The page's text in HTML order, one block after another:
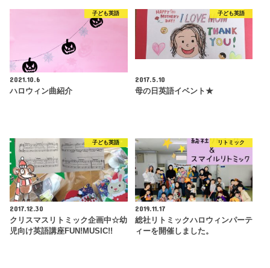
子ども英語
2021.10.6
ハロウィン曲紹介
子ども英語
2017.5.10
母の日英語イベント★
子ども英語
2017.12.30
クリスマスリトミック企画中☆幼
児向け英語講座FUN!MUSIC!!
リトミック
2019.11.17
総社リトミックハロウィンパーテ
ィーを開催しました。